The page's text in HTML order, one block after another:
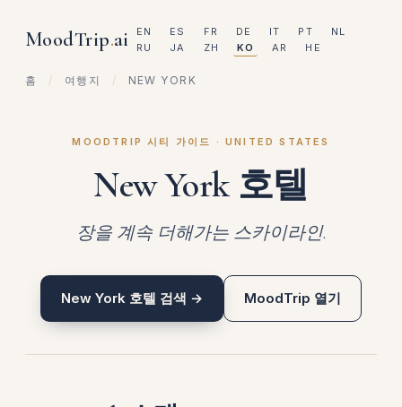
MoodTrip.ai EN ES FR DE IT PT
NL
RU
JA ZH KO AR HE
홈 / 여행지 / NEW YORK
MOODTRIP 시티 가이드 · UNITED STATES
New York 호텔
장을 계속 더해가는 스카이라인.
New York 호텔 검색 → MoodTrip 열기